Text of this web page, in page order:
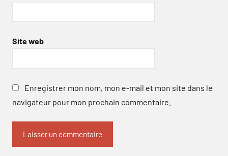
Site web
Enregistrer mon nom, mon e-mail et mon site dans le
navigateur pour mon prochain commentaire.